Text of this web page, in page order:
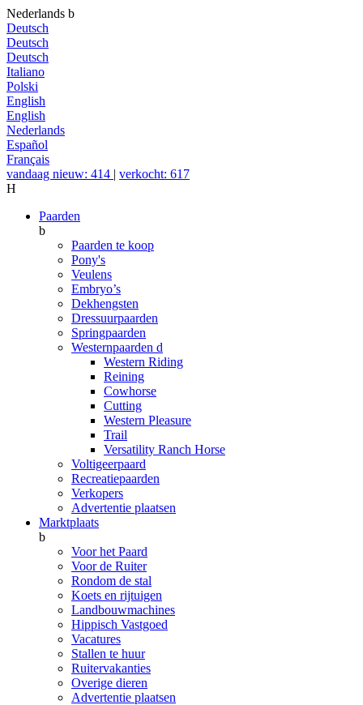
Nederlands b
Deutsch
Deutsch
Deutsch
Italiano
Polski
English
English
Nederlands
Español
Français
vandaag nieuw: 414 | verkocht: 617
H
Paarden
b
Paarden te koop
Pony's
Veulens
Embryo’s
Dekhengsten
Dressuurpaarden
Springpaarden
Westernpaarden d
Western Riding
Reining
Cowhorse
Cutting
Western Pleasure
Trail
Versatility Ranch Horse
Voltigeerpaard
Recreatiepaarden
Verkopers
Advertentie plaatsen
Marktplaats
b
Voor het Paard
Voor de Ruiter
Rondom de stal
Koets en rijtuigen
Landbouwmachines
Hippisch Vastgoed
Vacatures
Stallen te huur
Ruitervakanties
Overige dieren
Advertentie plaatsen